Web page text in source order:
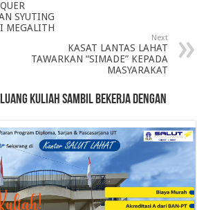
SYUTING
MEGALITH
Next
KASAT LANTAS LAHAT
TAWARKAN “SIMADE” KEPADA
MASYARAKAT
KULIAH SAMBIL BEKERJA DENGAN